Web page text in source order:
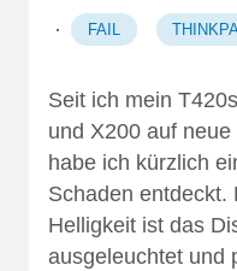
· FAIL
Seit ich mein
und X200 auf
habe ich kürzlich
Schaden entdeckt.
Helligkeit ist das
ausgeleuchtet und